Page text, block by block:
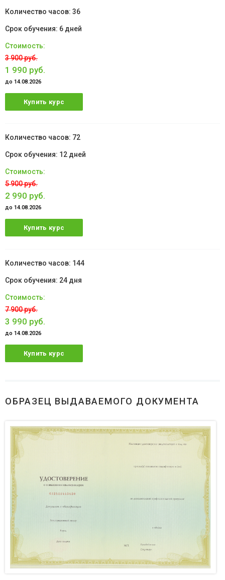
36
6 дней
3 900 руб.
1 990 руб.
до 14.08.2026
Купить курс
72
12 дней
5 900 руб.
2 990 руб.
до 14.08.2026
Купить курс
144
24 дня
7 900 руб.
3 990 руб.
до 14.08.2026
Купить курс
ОБРАЗЕЦ ВЫДАВАЕМОГО ДОКУМЕНТА